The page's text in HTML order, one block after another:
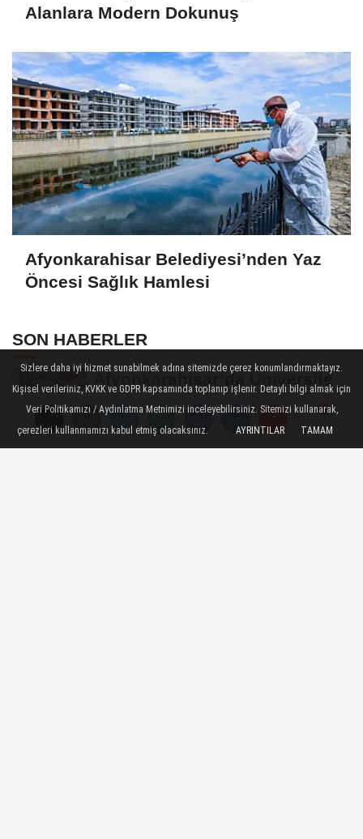
Yorumlar
Yorumlar
Alanlara Modern Dokunuş
Afyonkarahisar Belediyesi’nden Yaz
Öncesi Sağlık Hamlesi
SON HABERLER
Afyonkarahisar’da Üniversite
Öğrencilerinin 8 Projesine
ÜNİDES...
Afyonkarahisarlı Güreşçiler
Yorumlar
Sizlere daha iyi hizmet sunabilmek adına sitemizde çerez konumlandırmaktayız.
Kişisel verileriniz, KVKK ve GDPR kapsamında toplanıp işlenir. Detaylı bilgi almak için
Veri Politikamızı / Aydınlatma Metnimizi inceleyebilirsiniz. Sitemizi kullanarak,
çerezleri kullanmamızı kabul etmiş olacaksınız.
AYRINTILAR TAMAM